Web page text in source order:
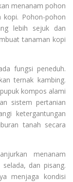
menanam pohon
Pohon-pohon
lebih sejuk dan
tanaman kopi
fungsi peneduh.
ternak kambing.
kompos alami
sistem pertanian
ketergantungan
tanah secara
menanam
dan pisang.
menjaga kondisi